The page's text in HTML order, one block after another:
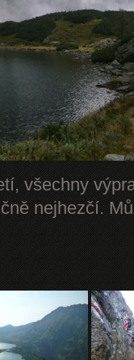
všechny
nejhezčí.